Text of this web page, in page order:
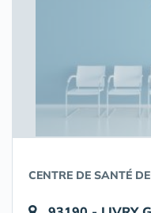
CENTRE DE SANTÉ